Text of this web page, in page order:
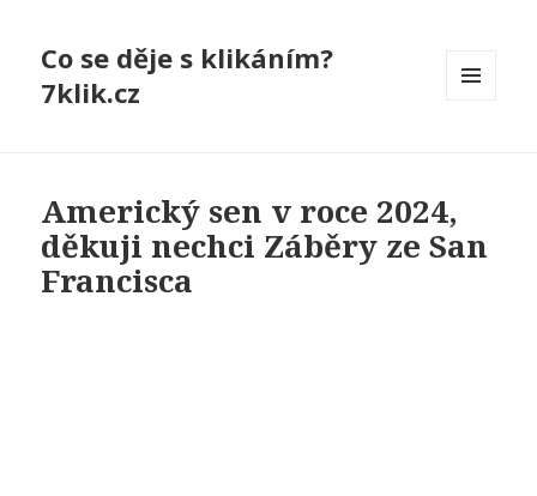
Co se děje s klikáním?
7klik.cz
Americký sen v roce 2024,
děkuji nechci Záběry ze San
Francisca